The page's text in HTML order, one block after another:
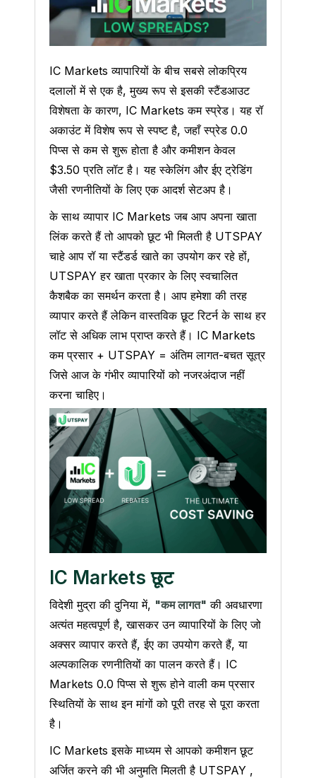
IC Markets व्यापारियों के बीच सबसे लोकप्रिय
दलालों में से एक है, मुख्य रूप से इसकी स्टैंडआउट
विशेषता के कारण, IC Markets कम स्प्रेड। यह रॉ
अकाउंट में विशेष रूप से स्पष्ट है, जहाँ स्प्रेड 0.0
पिप्स से कम से शुरू होता है और कमीशन केवल
$3.50 प्रति लॉट है। यह स्केलिंग और ईए ट्रेडिंग
जैसी रणनीतियों के लिए एक आदर्श सेटअप है।
के साथ व्यापार IC Markets जब आप अपना खाता
लिंक करते हैं तो आपको छूट भी मिलती है UTSPAY
चाहे आप रॉ या स्टैंडर्ड खाते का उपयोग कर रहे हों,
UTSPAY हर खाता प्रकार के लिए स्वचालित
कैशबैक का समर्थन करता है। आप हमेशा की तरह
व्यापार करते हैं लेकिन वास्तविक छूट रिटर्न के साथ हर
लॉट से अधिक लाभ प्राप्त करते हैं। IC Markets
कम प्रसार + UTSPAY = अंतिम लागत-बचत सूत्र
जिसे आज के गंभीर व्यापारियों को नजरअंदाज नहीं
करना चाहिए।
IC Markets छूट
विदेशी मुद्रा की दुनिया में, "कम लागत" की अवधारणा
अत्यंत महत्वपूर्ण है, खासकर उन व्यापारियों के लिए जो
अक्सर व्यापार करते हैं, ईए का उपयोग करते हैं, या
अल्पकालिक रणनीतियों का पालन करते हैं। IC
Markets 0.0 पिप्स से शुरू होने वाली कम प्रसार
स्थितियों के साथ इन मांगों को पूरी तरह से पूरा करता
है।
IC Markets इसके माध्यम से आपको कमीशन छूट
अर्जित करने की भी अनुमति मिलती है UTSPAY ,